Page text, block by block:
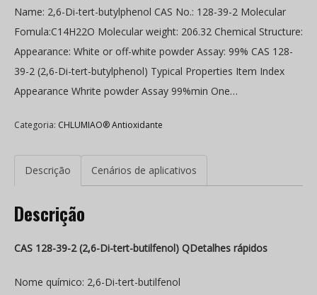
Name: 2,6-Di-tert-butylphenol CAS No.: 128-39-2 Molecular
Fomula:C14H22O Molecular weight: 206.32 Chemical Structure:
Appearance: White or off-white powder Assay: 99% CAS 128-
39-2 (2,6-Di-tert-butylphenol) Typical Properties Item Index
Appearance Whrite powder Assay 99%min One…
Categoria: CHLUMIAO® Antioxidante
Descrição Cenários de aplicativos
Descrição
CAS 128-39-2 (2,6-Di-tert-butilfenol) QDetalhes rápidos
Nome químico: 2,6-Di-tert-butilfenol